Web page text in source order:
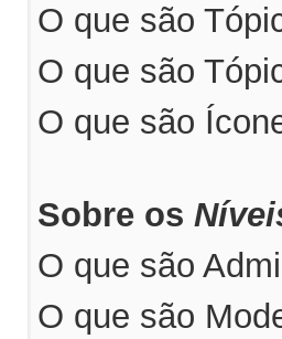
O que são
O que são
O que são
Sobre os
O que são
O que são